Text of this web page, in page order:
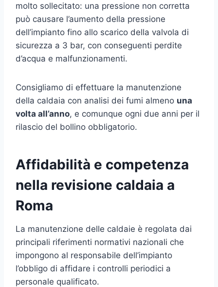
molto sollecitato: una pressione non corretta
può causare l’aumento della pressione
dell’impianto fino allo scarico della valvola di
sicurezza a 3 bar, con conseguenti perdite
d’acqua e malfunzionamenti.
Consigliamo di effettuare la manutenzione
della caldaia con analisi dei fumi almeno una
volta all’anno, e comunque ogni due anni per il
rilascio del bollino obbligatorio.
Affidabilità e competenza
nella revisione caldaia a
Roma
La manutenzione delle caldaie è regolata dai
principali riferimenti normativi nazionali che
impongono al responsabile dell’impianto
l’obbligo di affidare i controlli periodici a
personale qualificato.